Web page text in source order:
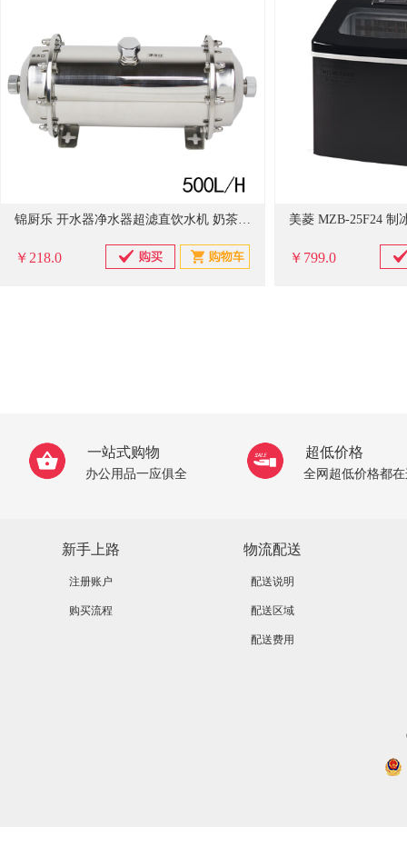
锦厨乐 开水器净水器超滤直饮水机 奶茶店厨房制冰机过滤器 500L净水器（单位：台）
￥218.0
美菱 MZB-25F24 制
￥799.0
一站式购物
办公用品一应俱全
超低价格
全网超低价格都
新手上路
注册账户
购买流程
物流配送
配送说明
配送区域
配送费用